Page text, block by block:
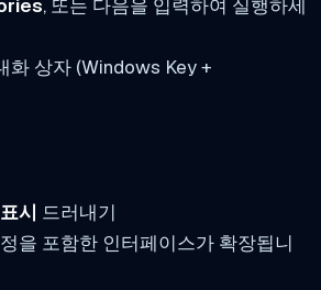
, 또는 다음을 입력하여 실행하세
화 상자 (Windows Key +
시 드러내기
을 포함한 인터페이스가 확장됩니